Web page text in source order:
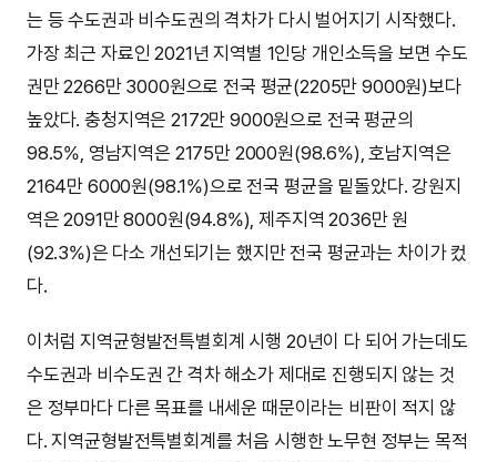
는 등 수도권과 비수도권의 격차가 다시 벌어지기 시작했다.
가장 최근 자료인 2021년 지역별 1인당 개인소득을 보면 수도
권만 2266만 3000원으로 전국 평균(2205만 9000원)보다
높았다. 충청지역은 2172만 9000원으로 전국 평균의
98.5%, 영남지역은 2175만 2000원(98.6%), 호남지역은
2164만 6000원(98.1%)으로 전국 평균을 밑돌았다. 강원지
역은 2091만 8000원(94.8%), 제주지역 2036만 원
(92.3%)은 다소 개선되기는 했지만 전국 평균과는 차이가 컸
다.
이처럼 지역균형발전특별회계 시행 20년이 다 되어 가는데도
수도권과 비수도권 간 격차 해소가 제대로 진행되지 않는 것
은 정부마다 다른 목표를 내세운 때문이라는 비판이 적지 않
다. 지역균형발전특별회계를 처음 시행한 노무현 정부는 목적